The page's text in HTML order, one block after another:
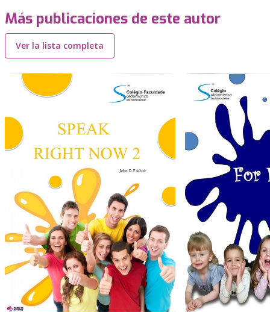
Más publicaciones de este autor
Ver la lista completa